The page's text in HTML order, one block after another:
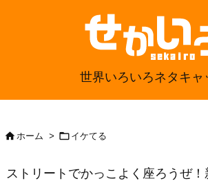
世界いろいろネタキャ
ホーム >  イケてる
ストリートでかっこよく座ろうぜ！